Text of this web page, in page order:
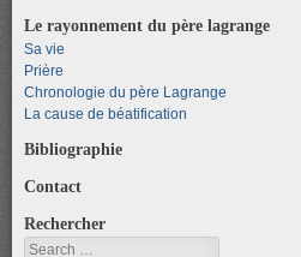
Le rayonnement du père lagrange
Sa vie
Prière
Chronologie du père Lagrange
La cause de béatification
Bibliographie
Contact
Rechercher
Search